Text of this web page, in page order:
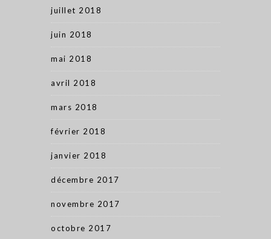
juillet 2018
juin 2018
mai 2018
avril 2018
mars 2018
février 2018
janvier 2018
décembre 2017
novembre 2017
octobre 2017